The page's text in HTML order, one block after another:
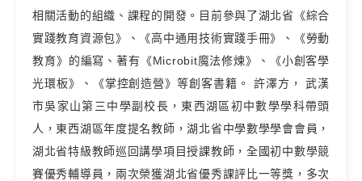
相關活動的組織、課程的開發。目前參與了湖北省《綜合
實踐教育資源包》、《高中通用技術實踐手冊》、《勞動
教育》的編寫、著有《Microbit魔法修煉》、《小創客學
光環板》、《掌控創造營》等創客書籍。 許澤方， 武漢
市吳家山第三中學副校長，東西湖區初中數學學科帶頭
人，東西湖區年度提名教師，湖北省中學數學學會會員，
湖北省特級教師巡回講學項目授課教師，全國初中數學競
賽優秀輔導員，兩次榮獲湖北省優秀課評比一等獎，多次